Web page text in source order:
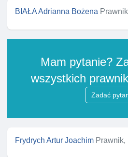
BIAŁA Adrianna Bożena
Mam pytanie?
wszystkich
Zadać
Frydrych Artur Joachim Prawnik,